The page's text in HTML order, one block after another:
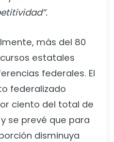
más del 80
estatales
federales. El
federalizado
ciento del total de
se prevé que para
disminuya